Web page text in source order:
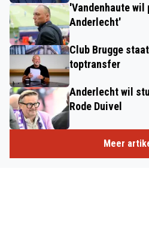
'Vandenhaute
Anderlecht'
Club Brugge
toptransfer
Anderlecht wil
Rode Duivel
Meer